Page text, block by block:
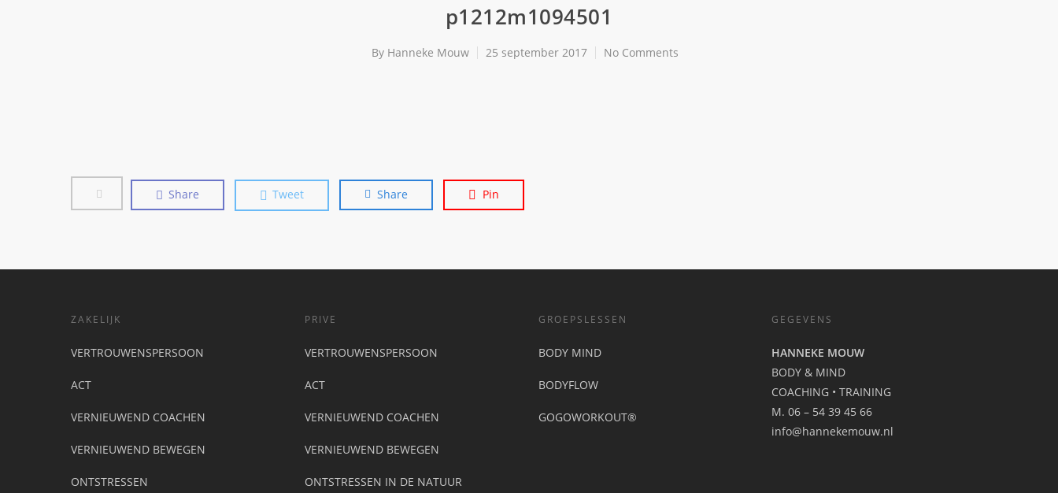
p1212m1094501
By Hanneke Mouw 25 september 2017 No Comments
Share Tweet Share Pin
ZAKELIJK
VERTROUWENSPERSOON
ACT
VERNIEUWEND COACHEN
VERNIEUWEND BEWEGEN
ONTSTRESSEN
PRIVE
VERTROUWENSPERSOON
ACT
VERNIEUWEND COACHEN
VERNIEUWEND BEWEGEN
ONTSTRESSEN IN DE NATUUR
GROEPSLESSEN
BODY MIND
BODYFLOW
GOGOWORKOUT®
GEGEVENS
HANNEKE MOUW
BODY & MIND
COACHING • TRAINING
M. 06 – 54 39 45 66
info@hannekemouw.nl